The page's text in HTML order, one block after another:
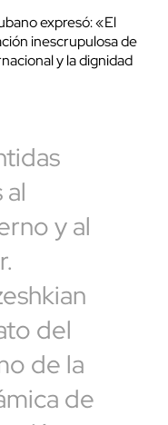
expresó: «El
inescrupulosa de
y la dignidad
y al
del
de la
de